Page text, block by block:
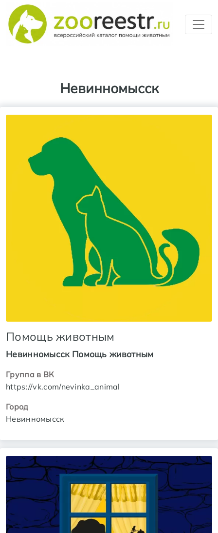
Невинномысск
Помощь животным
Невинномысск Помощь животным
Группа в ВК
https://vk.com/nevinka_animal
Город
Невинномысск